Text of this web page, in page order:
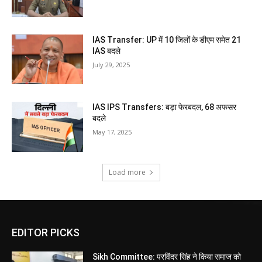
IAS Transfer: UP में 10 जिलों के डीएम समेत 21
IAS बदले
July 29, 2025
IAS IPS Transfers: बड़ा फेरबदल, 68 अफसर
बदले
May 17, 2025
Load more
EDITOR PICKS
Sikh Committee: परविंदर सिंह ने किया समाज को